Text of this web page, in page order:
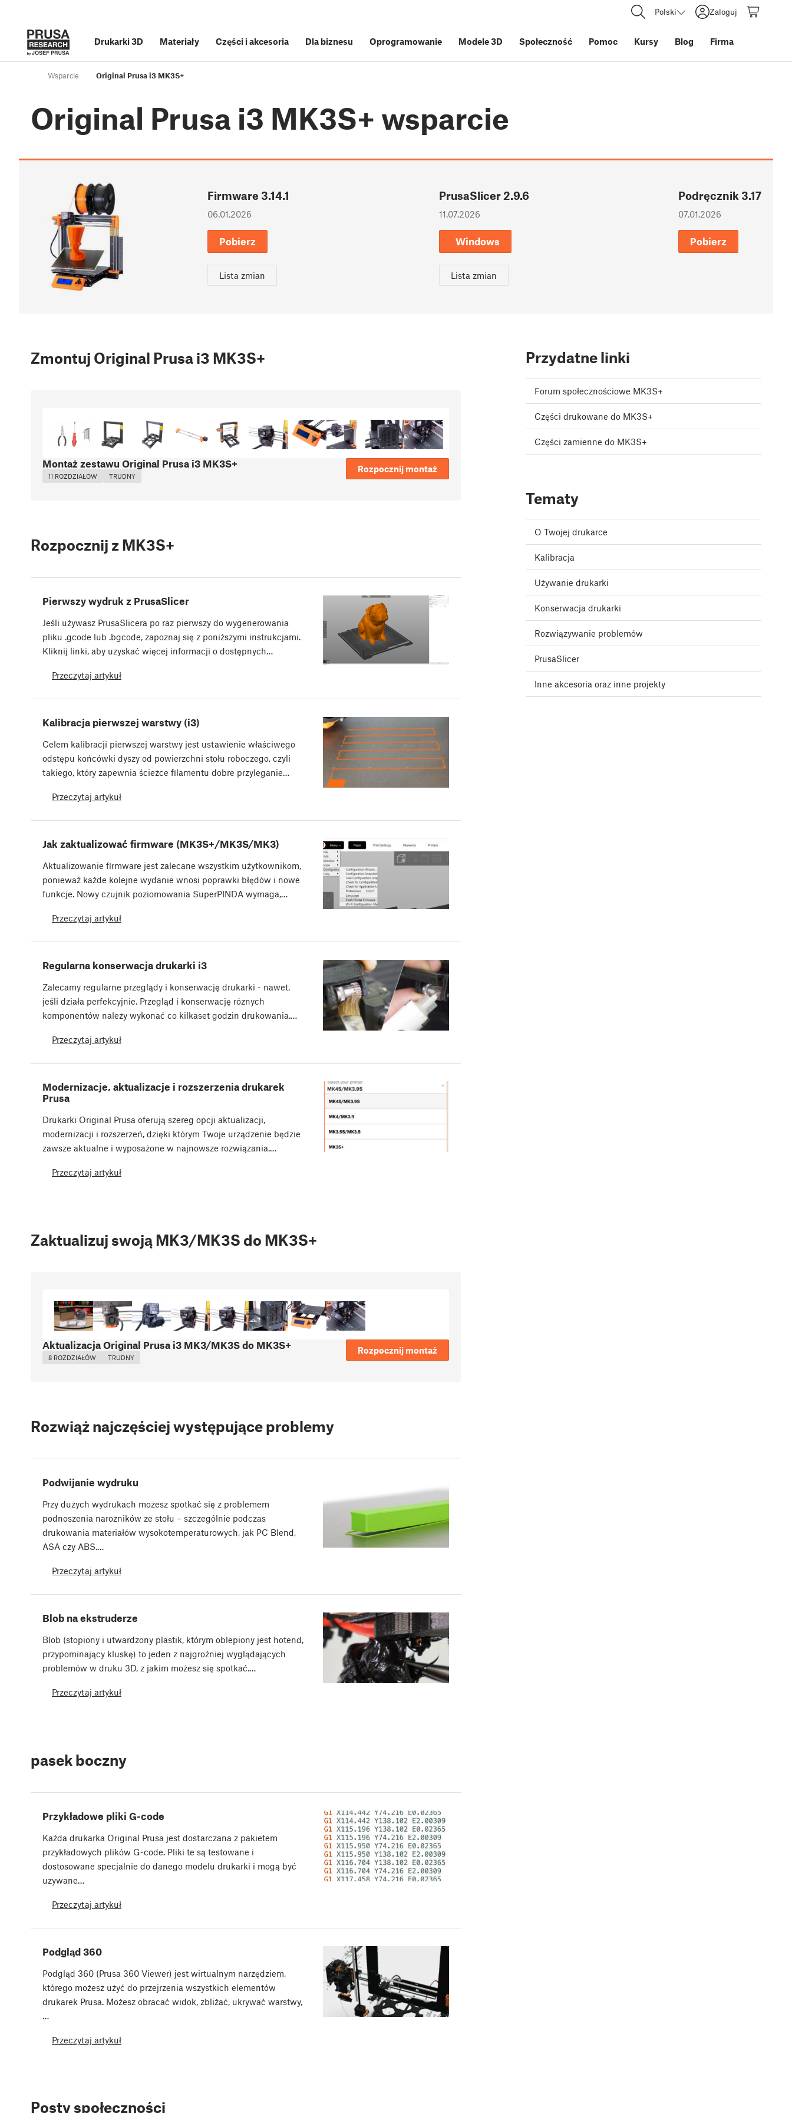
Polski Zaloguj
Drukarki 3D Materiały Części i akcesoria Dla biznesu Oprogramowanie Modele 3D Społeczność Pomoc Kursy Blog Firma
Wsparcie Original Prusa i3 MK3S+
Original Prusa i3 MK3S+ wsparcie
Firmware 3.14.1
06.01.2026
Pobierz
Lista zmian
PrusaSlicer 2.9.6
11.07.2026
Windows
Lista zmian
Podręcznik 3.17
07.01.2026
Pobierz
Zmontuj Original Prusa i3 MK3S+
Montaż zestawu Original Prusa i3 MK3S+
11 ROZDZIAŁÓW TRUDNY
Rozpocznij montaż
Rozpocznij z MK3S+
Pierwszy wydruk z PrusaSlicer
Jeśli używasz PrusaSlicera po raz pierwszy do wygenerowania
pliku .gcode lub .bgcode, zapoznaj się z poniższymi instrukcjami.
Kliknij linki, aby uzyskać więcej informacji o dostępnych…
Przeczytaj artykuł
Kalibracja pierwszej warstwy (i3)
Celem kalibracji pierwszej warstwy jest ustawienie właściwego
odstępu końcówki dyszy od powierzchni stołu roboczego, czyli
takiego, który zapewnia ścieżce filamentu dobre przyleganie…
Przeczytaj artykuł
Jak zaktualizować firmware (MK3S+/MK3S/MK3)
Aktualizowanie firmware jest zalecane wszystkim użytkownikom,
ponieważ każde kolejne wydanie wnosi poprawki błędów i nowe
funkcje. Nowy czujnik poziomowania SuperPINDA wymaga,…
Przeczytaj artykuł
Regularna konserwacja drukarki i3
Zalecamy regularne przeglądy i konserwację drukarki - nawet,
jeśli działa perfekcyjnie. Przegląd i konserwację różnych
komponentów należy wykonać co kilkaset godzin drukowania.…
Przeczytaj artykuł
Modernizacje, aktualizacje i rozszerzenia drukarek
Prusa
Drukarki Original Prusa oferują szereg opcji aktualizacji,
modernizacji i rozszerzeń, dzięki którym Twoje urządzenie będzie
zawsze aktualne i wyposażone w najnowsze rozwiązania.…
Przeczytaj artykuł
Zaktualizuj swoją MK3/MK3S do MK3S+
Aktualizacja Original Prusa i3 MK3/MK3S do MK3S+
8 ROZDZIAŁÓW TRUDNY
Rozpocznij montaż
Rozwiąż najczęściej występujące problemy
Podwijanie wydruku
Przy dużych wydrukach możesz spotkać się z problemem
podnoszenia narożników ze stołu – szczególnie podczas
drukowania materiałów wysokotemperaturowych, jak PC Blend,
ASA czy ABS.…
Przeczytaj artykuł
Blob na ekstruderze
Blob (stopiony i utwardzony plastik, którym oblepiony jest hotend,
przypominający kluskę) to jeden z najgroźniej wyglądających
problemów w druku 3D, z jakim możesz się spotkać.…
Przeczytaj artykuł
pasek boczny
Przykładowe pliki G-code
Każda drukarka Original Prusa jest dostarczana z pakietem
przykładowych plików G-code. Pliki te są testowane i
dostosowane specjalnie do danego modelu drukarki i mogą być
używane…
Przeczytaj artykuł
Podgląd 360
Podgląd 360 (Prusa 360 Viewer) jest wirtualnym narzędziem,
którego możesz użyć do przejrzenia wszystkich elementów
drukarek Prusa. Możesz obracać widok, zbliżać, ukrywać warstwy,
…
Przeczytaj artykuł
Posty społeczności
Przydatne linki
Forum społecznościowe MK3S+
Części drukowane do MK3S+
Części zamienne do MK3S+
Tematy
O Twojej drukarce
Kalibracja
Używanie drukarki
Konserwacja drukarki
Rozwiązywanie problemów
PrusaSlicer
Inne akcesoria oraz inne projekty